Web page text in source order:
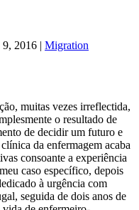
9, 2016 | Migration
muitas vezes irreflectida,
o resultado de
de decidir um futuro e
da enfermagem acaba
consoante a experiência
caso específico, depois
à urgência com
seguida de dois anos de